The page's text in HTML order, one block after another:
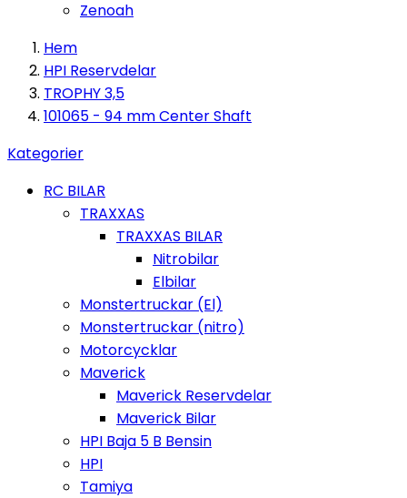
Zenoah
Hem
HPI Reservdelar
TROPHY 3,5
101065 - 94 mm Center Shaft
Kategorier
RC BILAR
TRAXXAS
TRAXXAS BILAR
Nitrobilar
Elbilar
Monstertruckar (El)
Monstertruckar (nitro)
Motorcycklar
Maverick
Maverick Reservdelar
Maverick Bilar
HPI Baja 5 B Bensin
HPI
Tamiya